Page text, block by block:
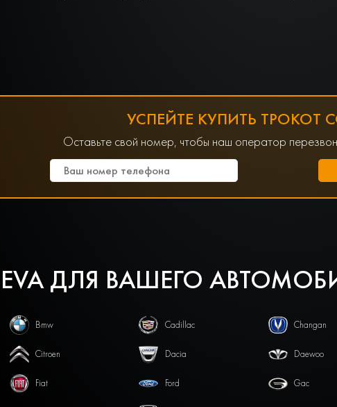
УСПЕЙТЕ КУПИТЬ ТРОКОТ
Оставьте свой номер, чтобы наш оператор
ДЛЯ ВАШЕГО
Bmw Cadillac Changan
Citroen Dacia Daewoo
Fiat Ford Gac